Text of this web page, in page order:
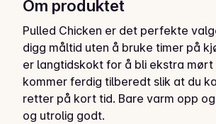
Om produktet
Pulled Chicken er det perfekte
digg måltid uten å bruke timer på
er langtidskokt for å bli ekstra
kommer ferdig tilberedt slik at du
retter på kort tid. Bare varm opp
og utrolig godt.